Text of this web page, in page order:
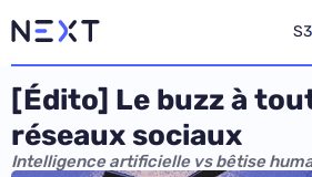
S3
[Édito] Le buzz à
réseaux sociaux
Intelligence artificielle vs bêtise